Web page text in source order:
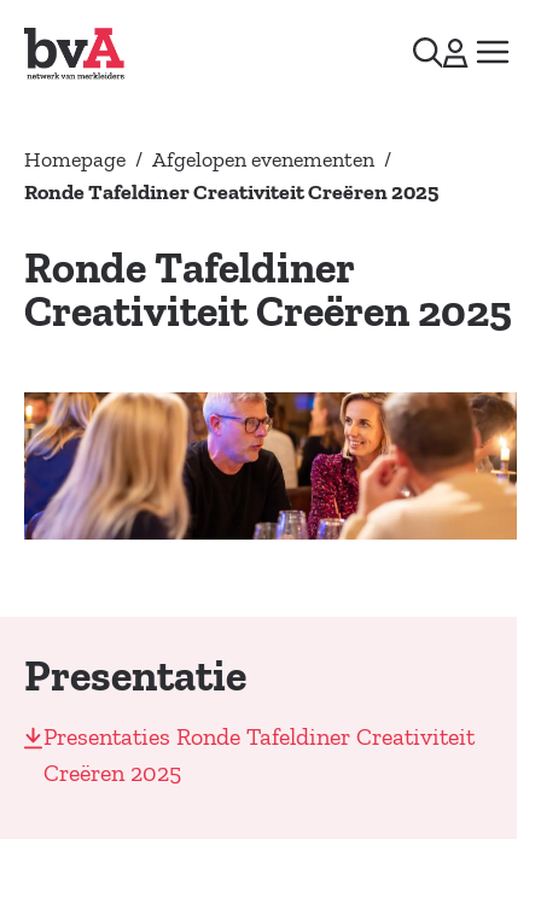
Homepage / Afgelopen evenementen /
Ronde Tafeldiner Creativiteit Creëren 2025
Ronde Tafeldiner
Creativiteit Creëren 2025
Presentatie
Presentaties Ronde Tafeldiner Creativiteit
Creëren 2025